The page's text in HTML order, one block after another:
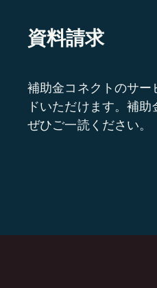
資料請求
補助金コネクトのサー
ドいただけます。補
ぜひご一読ください。